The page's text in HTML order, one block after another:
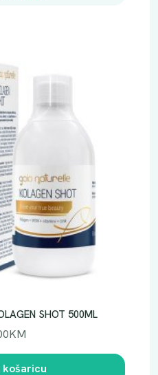
SHOT 500ML
KM
košaricu